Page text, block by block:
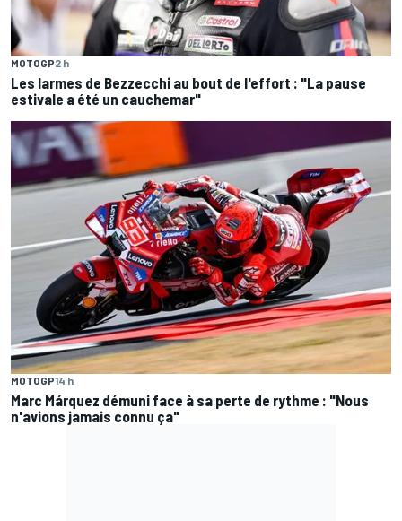
MOTOGP2 h
Les larmes de Bezzecchi au bout de l'effort : "La pause
estivale a été un cauchemar"
MOTOGP14 h
Marc Márquez démuni face à sa perte de rythme : "Nous
n'avions jamais connu ça"